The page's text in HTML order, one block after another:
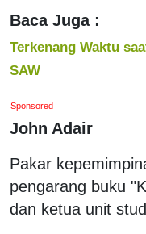
Baca Juga :
Terkenang Waktu
SAW
Sponsored
John Adair
Pakar
pengarang buku
dan ketua unit